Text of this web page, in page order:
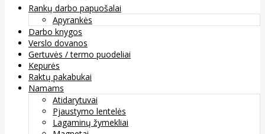
Rankų darbo papuošalai
Apyrankės
Darbo knygos
Verslo dovanos
Gertuvės / termo puodeliai
Kepurės
Raktų pakabukai
Namams
Atidarytuvai
Pjaustymo lentelės
Lagaminų žymekliai